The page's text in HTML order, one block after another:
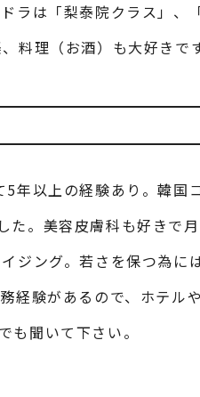
ラは「梨泰院クラス」、
理（お酒）も大好きです
年以上の経験あり。韓国
た。美容皮膚科も好きで
ジング。若さを保つ為に
経験があるので、ホテル
聞いて下さい。